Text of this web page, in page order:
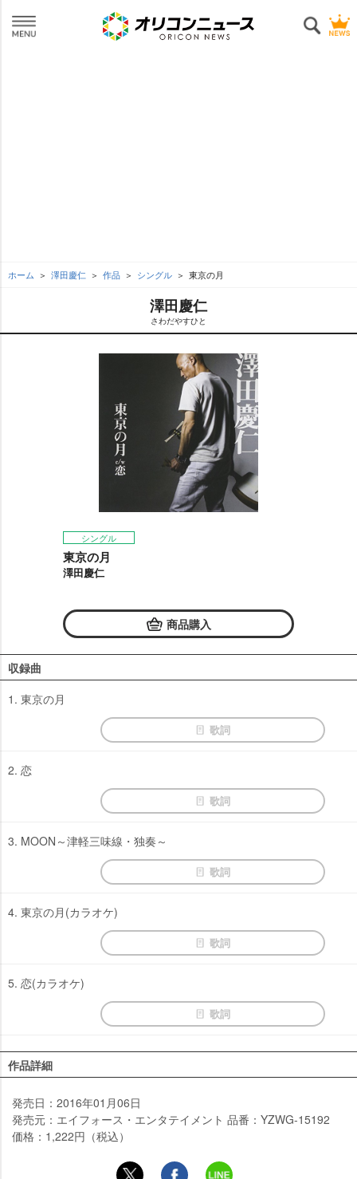
ホーム 澤田慶仁 作品 シングル 東京の月
澤田慶仁
さわだやすひと
シングル
東京の月
澤田慶仁
商品購入
収録曲
1. 東京の月
歌詞
2. 恋
歌詞
3. MOON～津軽三味線・独奏～
歌詞
4. 東京の月(カラオケ)
歌詞
5. 恋(カラオケ)
歌詞
作品詳細
発売日：2016年01月06日
発売元：エイフォース・エンタテイメント 品番：YZWG-15192
価格：1,222円（税込）